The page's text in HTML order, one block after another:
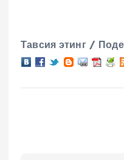
Тавсия этинг /